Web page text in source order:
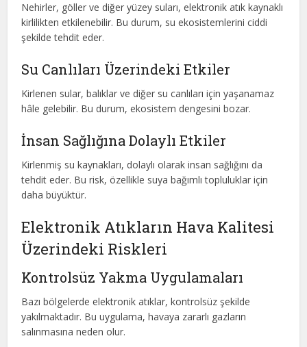
Nehirler, göller ve diğer yüzey suları, elektronik atık kaynaklı
kirlilikten etkilenebilir. Bu durum, su ekosistemlerini ciddi
şekilde tehdit eder.
Su Canlıları Üzerindeki Etkiler
Kirlenen sular, balıklar ve diğer su canlıları için yaşanamaz
hâle gelebilir. Bu durum, ekosistem dengesini bozar.
İnsan Sağlığına Dolaylı Etkiler
Kirlenmiş su kaynakları, dolaylı olarak insan sağlığını da
tehdit eder. Bu risk, özellikle suya bağımlı topluluklar için
daha büyüktür.
Elektronik Atıkların Hava Kalitesi
Üzerindeki Riskleri
Kontrolsüz Yakma Uygulamaları
Bazı bölgelerde elektronik atıklar, kontrolsüz şekilde
yakılmaktadır. Bu uygulama, havaya zararlı gazların
salınmasına neden olur.